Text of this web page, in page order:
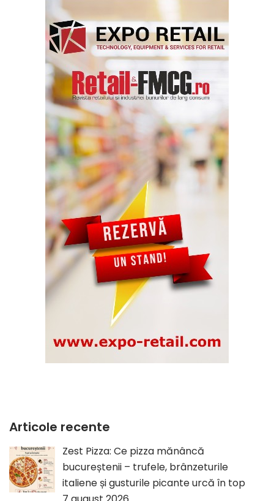
Articole recente
Zest Pizza: Ce pizza mănâncă
bucureștenii – trufele, brânzeturile
italiene și gusturile picante urcă în top